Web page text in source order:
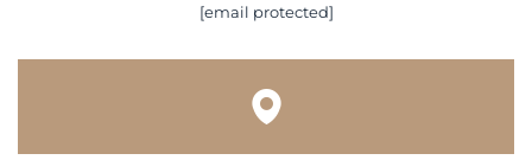
[email protected]